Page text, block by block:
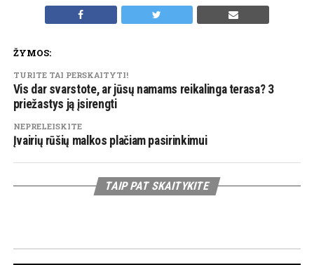
ŽYMOS:
TURITE TAI PERSKAITYTI!
Vis dar svarstote, ar jūsų namams reikalinga terasa? 3
priežastys ją įsirengti
NEPRELEISKITE
Įvairių rūšių malkos plačiam pasirinkimui
TAIP PAT SKAITYKITE